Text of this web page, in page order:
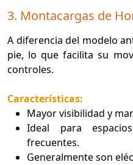
3. Montacargas de
A diferencia del modelo
pie, lo que facilita su
controles.
Características:
Mayor visibilidad y
Ideal para
frecuentes.
Generalmente son